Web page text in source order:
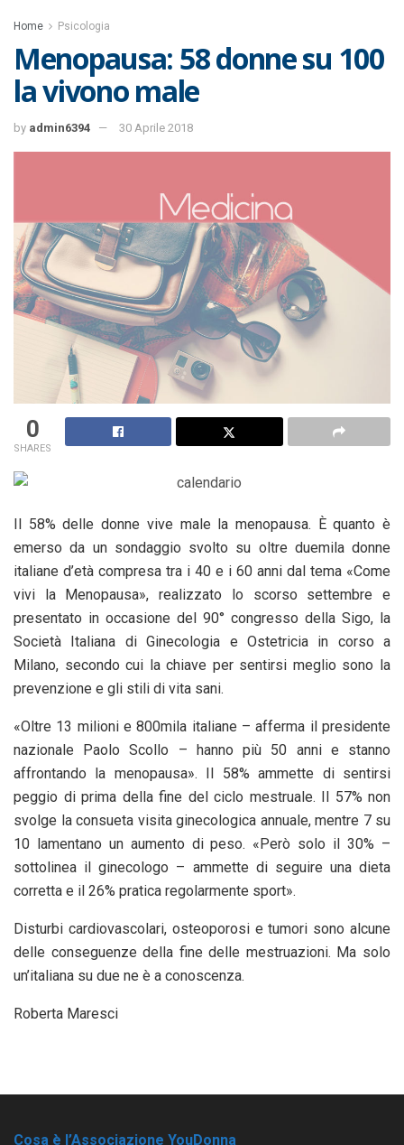
Home Psicologia
Menopausa: 58 donne su 100
la vivono male
by admin6394 30 Aprile 2018
0
SHARES
Il 58% delle donne vive male la menopausa. È quanto è
emerso da un sondaggio svolto su oltre duemila donne
italiane d’età compresa tra i 40 e i 60 anni dal tema «Come
vivi la Menopausa», realizzato lo scorso settembre e
presentato in occasione del 90° congresso della Sigo, la
Società Italiana di Ginecologia e Ostetricia in corso a
Milano, secondo cui la chiave per sentirsi meglio sono la
prevenzione e gli stili di vita sani.
«Oltre 13 milioni e 800mila italiane – afferma il presidente
nazionale Paolo Scollo – hanno più 50 anni e stanno
affrontando la menopausa». Il 58% ammette di sentirsi
peggio di prima della fine del ciclo mestruale. Il 57% non
svolge la consueta visita ginecologica annuale, mentre 7 su
10 lamentano un aumento di peso. «Però solo il 30% –
sottolinea il ginecologo – ammette di seguire una dieta
corretta e il 26% pratica regolarmente sport».
Disturbi cardiovascolari, osteoporosi e tumori sono alcune
delle conseguenze della fine delle mestruazioni. Ma solo
un’italiana su due ne è a conoscenza.
Roberta Maresci
Cosa è l’Associazione YouDonna